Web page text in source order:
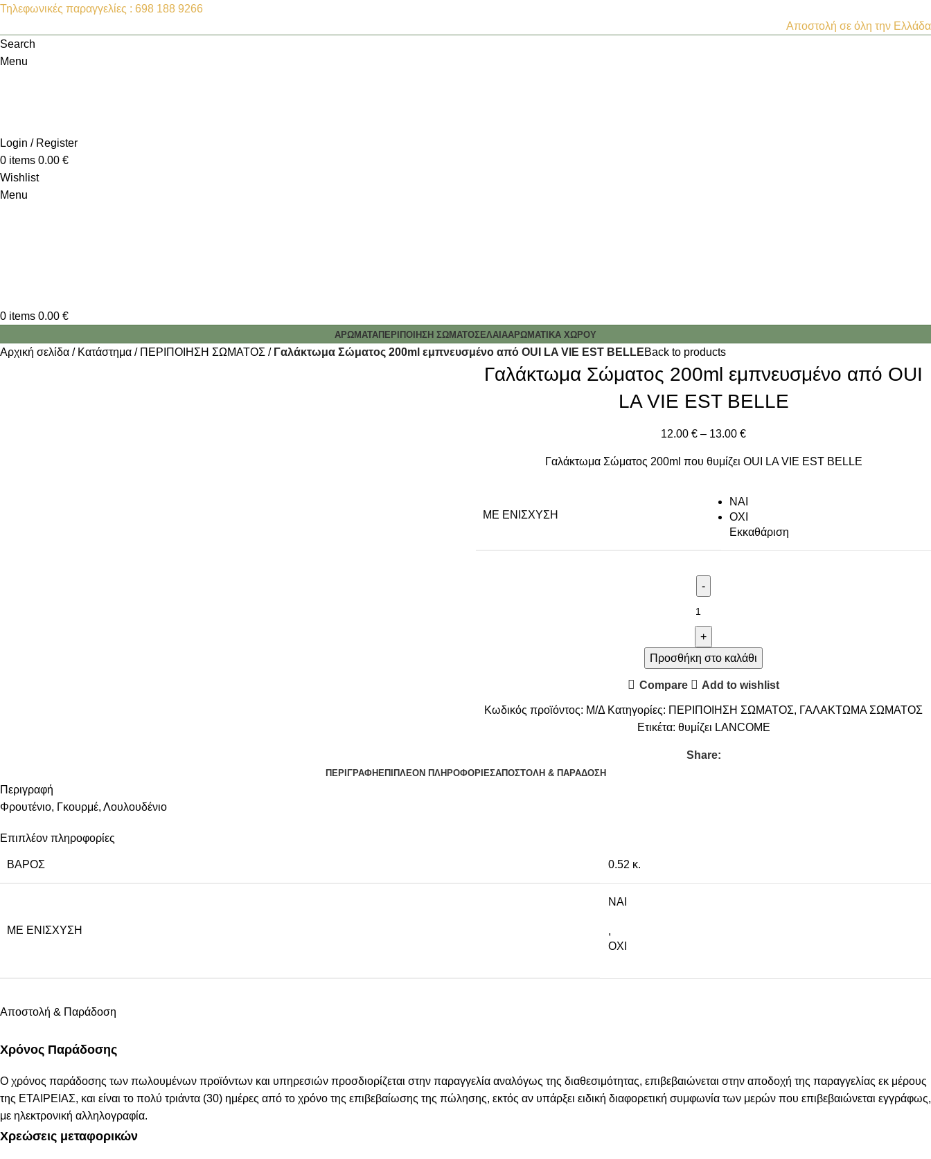
Τηλεφωνικές παραγγελίες : 698 188 9266
Αποστολή σε όλη την Ελλάδα
Search
Menu
Login / Register
0 items 0.00 €
Wishlist
Menu
0 items 0.00 €
ΑΡΩΜΑΤΑΠΕΡΙΠΟΙΗΣΗ ΣΩΜΑΤΟΣ ΕΛΑΙΑΑΡΩΜΑΤΙΚΑ ΧΩΡΟΥ
Αρχική σελίδα Κατάστημα ΠΕΡΙΠΟΙΗΣΗ ΣΩΜΑΤΟΣ Γαλάκτωμα Σώματος 200ml εμπνευσμένο από OUI LA VIE EST BELLEBack to products
Γαλάκτωμα Σώματος 200ml εμπνευσμένο από OUI
LA VIE EST BELLE
12.00 € – 13.00 €
Γαλάκτωμα Σώματος 200ml που θυμίζει OUI LA VIE EST BELLE
ΜΕ ΕΝΊΣΧΥΣΗ
NAI
ΟΧΙ
Εκκαθάριση
Προσθήκη στο καλάθι
Compare Add to wishlist
Κωδικός προϊόντος: Μ/Δ Κατηγορίες: ΠΕΡΙΠΟΙΗΣΗ ΣΩΜΑΤΟΣ, ΓΑΛΑΚΤΩΜΑ ΣΩΜΑΤΟΣ
Ετικέτα: θυμίζει LANCOME
Share:
ΠΕΡΙΓΡΑΦΉ ΕΠΙΠΛΈΟΝ ΠΛΗΡΟΦΟΡΊΕΣΑΠΟΣΤΟΛΉ & ΠΑΡΆΔΟΣΗ
Περιγραφή
Φρουτένιο, Γκουρμέ, Λουλουδένιο
Επιπλέον πληροφορίες
ΒΆΡΟΣ 0.52 κ.
ΜΕ ΕΝΊΣΧΥΣΗ
NAI
,
ΟΧΙ
Αποστολή & Παράδοση
Χρόνος Παράδοσης
Ο χρόνος παράδοσης των πωλουμένων προϊόντων και υπηρεσιών προσδιορίζεται στην παραγγελία αναλόγως της διαθεσιμότητας, επιβεβαιώνεται στην αποδοχή της παραγγελίας εκ μέρους
της ΕΤΑΙΡΕΙΑΣ, και είναι το πολύ τριάντα (30) ημέρες από το χρόνο της επιβεβαίωσης της πώλησης, εκτός αν υπάρξει ειδική διαφορετική συμφωνία των μερών που επιβεβαιώνεται εγγράφως,
με ηλεκτρονική αλληλογραφία.
Χρεώσεις μεταφορικών